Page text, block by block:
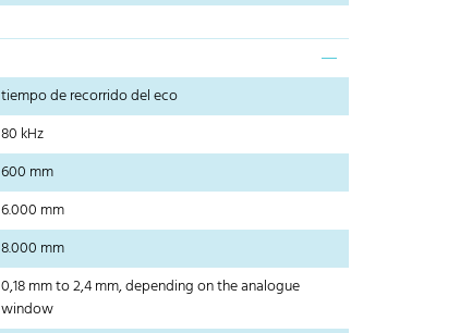
tiempo de recorrido del eco
80 kHz
600 mm
6.000 mm
8.000 mm
0,18 mm to 2,4 mm, depending on the analogue
window